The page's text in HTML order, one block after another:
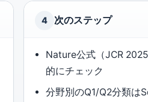
4 次のステップ
Nature公式（JCR
的にチェック
分野別のQ1/Q2分類は